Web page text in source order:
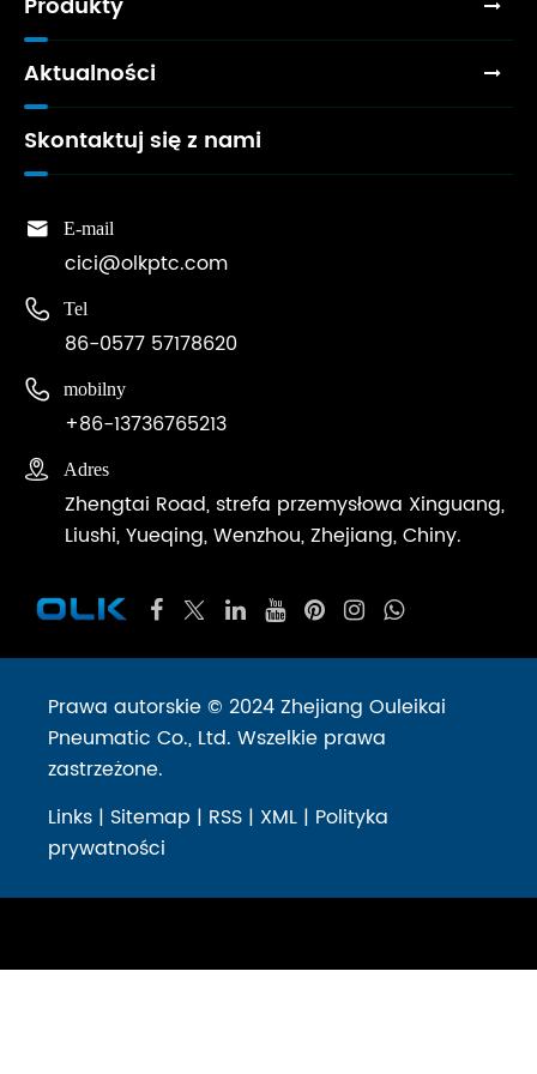
Aktualności
Skontaktuj się z nami
 E-mail
cici@olkptc.com
 Tel
86-0577 57178620
 mobilny
+86-13736765213
 Adres
Zhengtai Road, strefa przemysłowa Xinguang,
Liushi, Yueqing, Wenzhou, Zhejiang, Chiny.
Prawa autorskie © 2024 Zhejiang Ouleikai
Pneumatic Co., Ltd. Wszelkie prawa
zastrzeżone.
Links | Sitemap | RSS | XML | Polityka
prywatności